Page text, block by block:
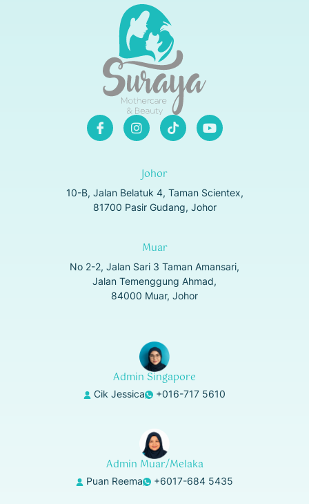
Johor
10-B, Jalan Belatuk 4, Taman Scientex,
81700 Pasir Gudang, Johor
Muar
No 2-2, Jalan Sari 3 Taman Amansari,
Jalan Temenggung Ahmad,
84000 Muar, Johor
Admin Singapore
Cik Jessica +016-717 5610
Admin Muar/Melaka
Puan Reema +6017-684 5435